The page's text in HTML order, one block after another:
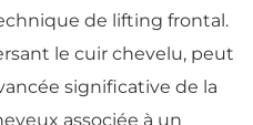
de lifting frontal.
le cuir chevelu, peut
significative de la
associée à un